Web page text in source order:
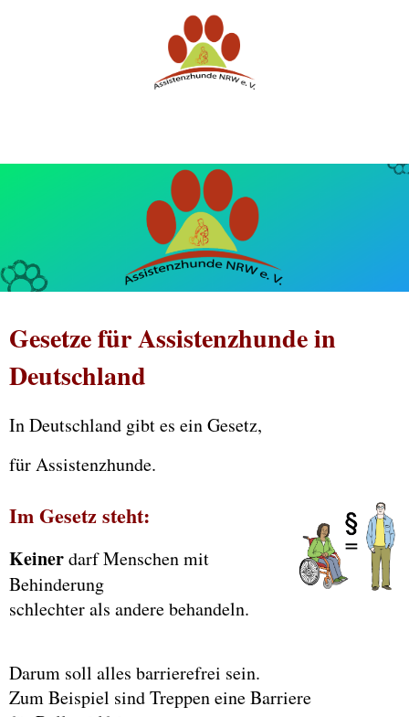
Gesetze für Assistenzhunde in
Deutschland
In Deutschland gibt es ein Gesetz,
für Assistenzhunde.
Im Gesetz steht:
Keinerdarf Menschen mit
Behinderung
schlechter als andere behandeln.
Darum soll alles barrierefrei sein.
Zum Beispiel sind Treppen eine Barriere